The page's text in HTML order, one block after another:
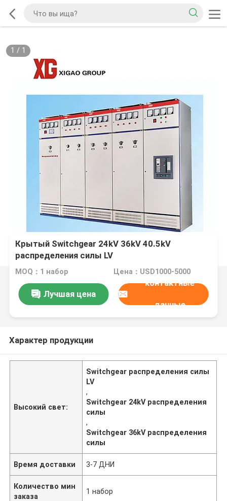
1 / 1
Крытый Switchgear 24kV 36kV 40.5kV
распределения силы LV
MOQ：1 набор Цена：USD1000-5000
Лучшая цена
контактные
данные
Характер продукции
Высокий свет:
Switchgear распределения силы
LV
,
Switchgear 24kV распределения
силы
,
Switchgear 36kV распределения
силы
Время доставки 3-7 ДНИ
Количество мин
заказа
1 набор